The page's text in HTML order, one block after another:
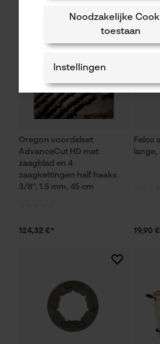
Oregon voordelset
AdvanceCut HD met
zaagblad en 4
zaagkettingen half haaks
3/8", 1.5 mm, 45 cm
124,32 €*
Felco
19,90
Noodzakelijke
toestaan
Instellingen
Noodzakelijke
Econda Tag